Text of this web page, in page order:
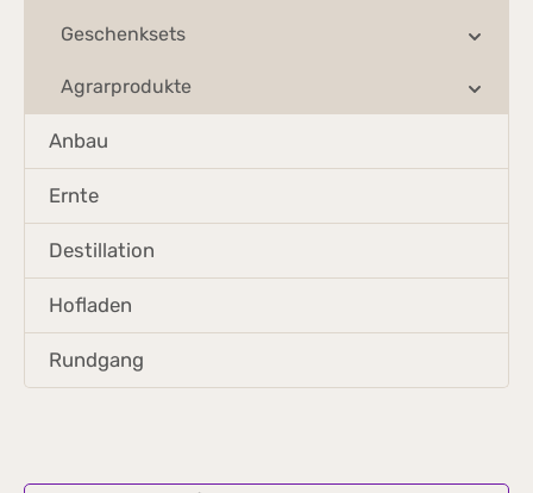
Geschenksets
Agrarprodukte
Anbau
Ernte
Destillation
Hofladen
Rundgang